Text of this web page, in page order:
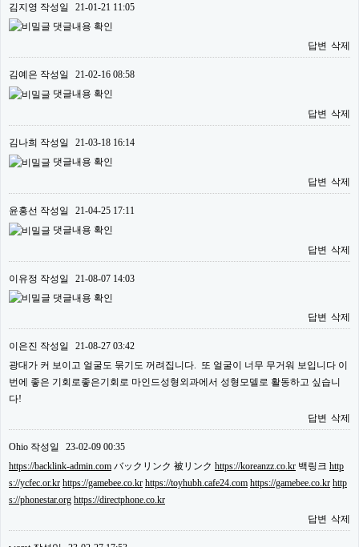
김지영 작성일
21-01-21 11:05
댓글내용 확인
답변 삭제
김예은 작성일
21-02-16 08:58
댓글내용 확인
답변 삭제
김나희 작성일
21-03-18 16:14
댓글내용 확인
답변 삭제
윤홍선 작성일
21-04-25 17:11
댓글내용 확인
답변 삭제
이유정 작성일
21-08-07 14:03
댓글내용 확인
답변 삭제
이은진 작성일
21-08-27 03:42
광대가 커 보이고 얼굴도 묶기도 꺼려집니다. 또 얼굴이 너무 무거워 보입니다 이
번에 좋은 기회로좋은기회로 마인드성형외과에서 성형모델로 활동하고 싶습니
다!
답변 삭제
Ohio 작성일
23-02-09 00:35
https://backlink-admin.com バックリンク 被リンク https://koreanzz.co.kr 백링크 http
s://ycfec.or.kr https://gamebee.co.kr https://toyhubh.cafe24.com https://gamebee.co.kr http
s://phonestar.org https://directphone.co.kr
답변 삭제